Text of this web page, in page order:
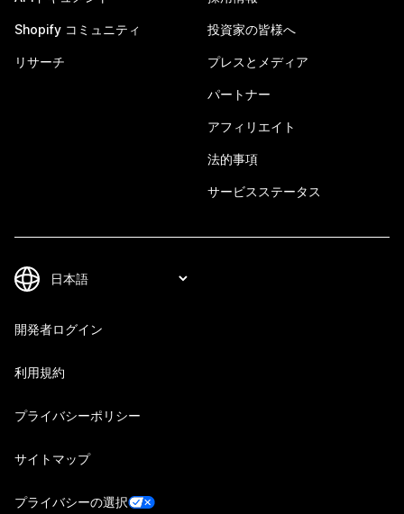
Shopify コミュニティ
リサーチ
投資家の皆様へ
プレスとメディア
パートナー
アフィリエイト
法的事項
サービスステータス
開発者ログイン
利用規約
プライバシーポリシー
サイトマップ
プライバシーの選択